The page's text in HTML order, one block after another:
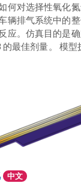
何对选择性氧化
辆排气系统中的
应。仿真目的是
最佳剂量。 模型
中文